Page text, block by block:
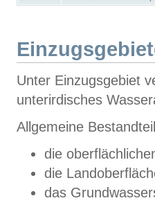
Unter Einzugsgebiet
unterirdisches
Allgemeine
die
die
das